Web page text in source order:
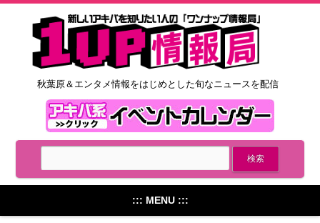
秋葉原＆エンタメ情報をはじめとした旬なニュースを配信
::: MENU :::